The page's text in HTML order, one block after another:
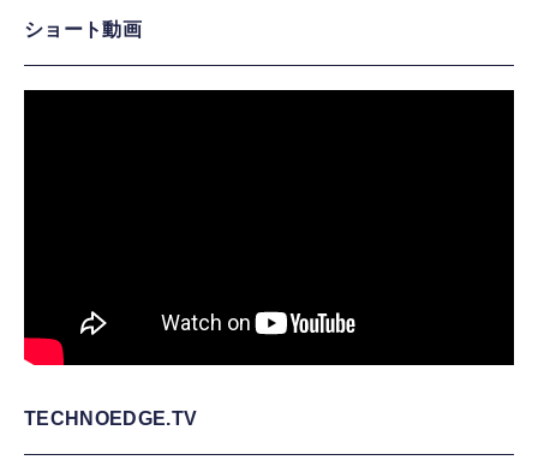
ショート動画
TECHNOEDGE.TV